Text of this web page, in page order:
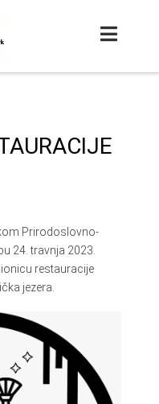
Prirodoslovno-
24. travnja 2023.
restauracije
jezera.